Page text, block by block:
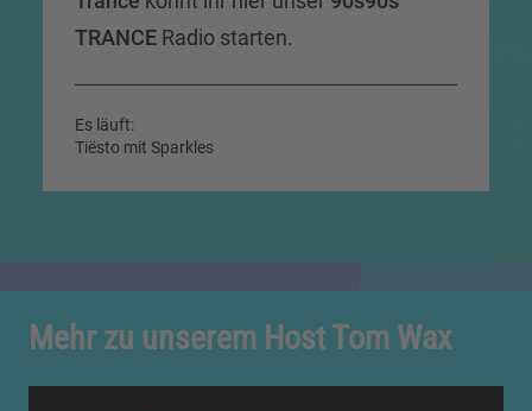
TRANCE Radio starten.
Es läuft:
Tiësto mit Sparkles
Mehr zu unserem Host Tom Wax